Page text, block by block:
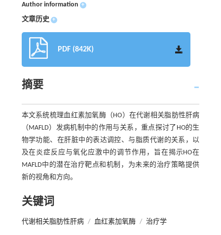
Author information +
文章历史 +
PDF (842K)
摘要
本文系统梳理血红素加氧酶（HO）在代谢相关脂肪性肝病
（MAFLD）发病机制中的作用与关系，重点探讨了HO的生
物学功能、在肝脏中的表达调控、与脂质代谢的关系，以
及在炎症反应与氧化应激中的调节作用，旨在揭示HO在
MAFLD中的潜在治疗靶点和机制，为未来的治疗策略提供
新的视角和方向。
关键词
代谢相关脂肪性肝病 / 血红素加氧酶 / 治疗学